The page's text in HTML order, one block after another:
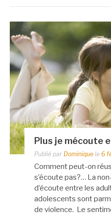
Plus je mécoute
Publié par Dominique le 6
Comment peut-on
s’écoute pas?… La
d’écoute entre les
adolescents sont
de violence. Le